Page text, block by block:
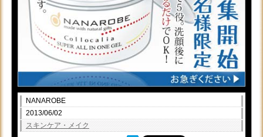
NANAROBE
2013/06/02
スキンケア・メイク